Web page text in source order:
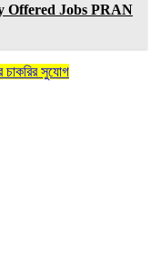
Offered Jobs PRAN
চাকরির সুযোগ